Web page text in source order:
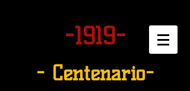
-1919-
- Centenário-